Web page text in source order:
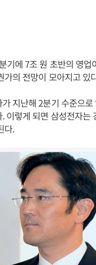
기에 7조 원 초반의 영업
가의 전망이 모아지고 있
지난해 2분기 수준으
이렇게 되면 삼성전자는
다.